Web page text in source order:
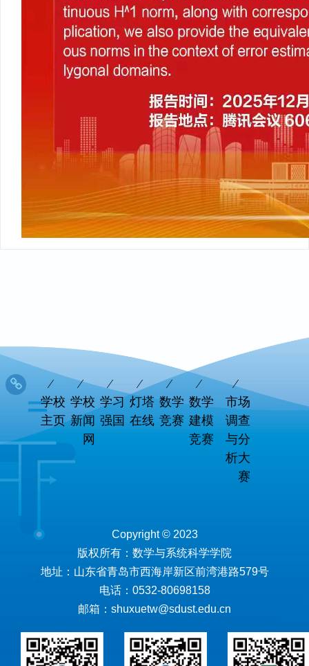
学校
主页
学校
新闻
网
学习
强国
灯塔
在线
数学
竞赛
数学
建模
竞赛
市场
调查
与分
析大
赛
Copyright © 2023
版权所有：数学与系统科学学院
地址：山东省青岛市西海岸新区前湾港路579号
电话：0532-80698158
邮箱：shuxuetw@sdust.edu.cn